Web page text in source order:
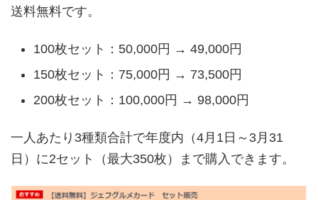
送料無料です。
100枚セット：50,000円 → 49,000円
150枚セット：75,000円 → 73,500円
200枚セット：100,000円 → 98,000円
一人あたり3種類合計で年度内（4月1日～3月31
日）に2セット（最大350枚）まで購入できます。